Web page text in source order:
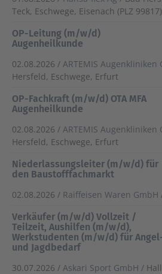
Teck, Eschwege, Eisenach (PLZ 99817)
OP-Leitung (m/w/d)
Augenheilkunde
02.08.2026 / ARTEMIS Augenkliniken
Hersfeld, Eschwege, Erfurt
OP-Fachkraft (m/w/d) OTA MFA
Augenheilkunde
02.08.2026 / ARTEMIS Augenkliniken
Hersfeld, Eschwege, Erfurt
Niederlassungsleiter (m/w/d) für
den Baustofffachmarkt
02.08.2026 / Raiffeisen Waren GmbH
Verkäufer (m/w/d) Vollzeit /
Teilzeit, Aushilfen (m/w/d),
Werkstudenten (m/w/d) für
und Jagdbedarf
30.07.2026 / Askari Sport GmbH /